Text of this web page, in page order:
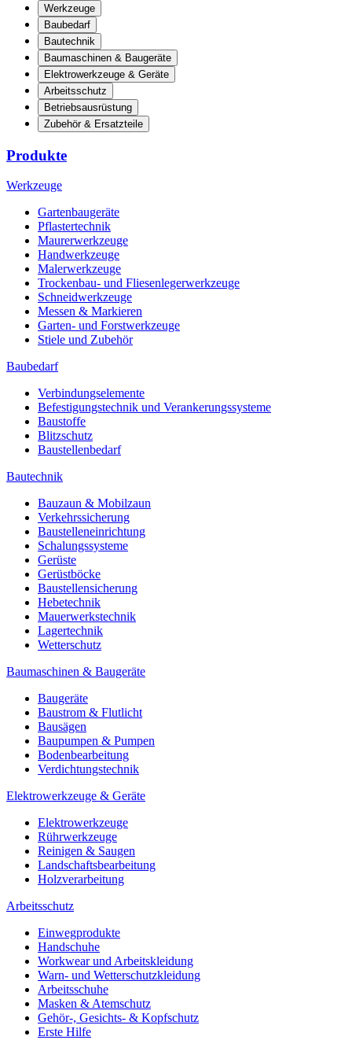
Werkzeuge
Baubedarf
Bautechnik
Baumaschinen & Baugeräte
Elektrowerkzeuge & Geräte
Arbeitsschutz
Betriebsausrüstung
Zubehör & Ersatzteile
Produkte
Werkzeuge
Gartenbaugeräte
Pflastertechnik
Maurerwerkzeuge
Handwerkzeuge
Malerwerkzeuge
Trockenbau- und Fliesenlegerwerkzeuge
Schneidwerkzeuge
Messen & Markieren
Garten- und Forstwerkzeuge
Stiele und Zubehör
Baubedarf
Verbindungselemente
Befestigungstechnik und Verankerungssysteme
Baustoffe
Blitzschutz
Baustellenbedarf
Bautechnik
Bauzaun & Mobilzaun
Verkehrssicherung
Baustelleneinrichtung
Schalungssysteme
Gerüste
Gerüstböcke
Baustellensicherung
Hebetechnik
Mauerwerkstechnik
Lagertechnik
Wetterschutz
Baumaschinen & Baugeräte
Baugeräte
Baustrom & Flutlicht
Bausägen
Baupumpen & Pumpen
Bodenbearbeitung
Verdichtungstechnik
Elektrowerkzeuge & Geräte
Elektrowerkzeuge
Rührwerkzeuge
Reinigen & Saugen
Landschaftsbearbeitung
Holzverarbeitung
Arbeitsschutz
Einwegprodukte
Handschuhe
Workwear und Arbeitskleidung
Warn- und Wetterschutzkleidung
Arbeitsschuhe
Masken & Atemschutz
Gehör-, Gesichts- & Kopfschutz
Erste Hilfe